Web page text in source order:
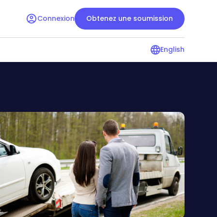
Connexion Obtenez une soumission
English